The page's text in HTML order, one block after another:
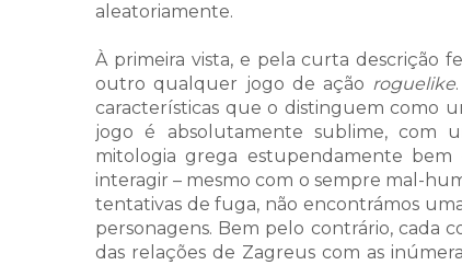
aleatoriamente.
À primeira vista, e pela curta descrição
outro qualquer jogo de ação roguelike
características que o distinguem como
jogo é absolutamente sublime, com
mitologia grega estupendamente
interagir – mesmo com o sempre mal-
tentativas de fuga, não encontrámos
personagens. Bem pelo contrário, cada
das relações de Zagreus com as